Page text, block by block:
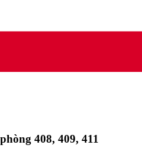
408, 409, 411